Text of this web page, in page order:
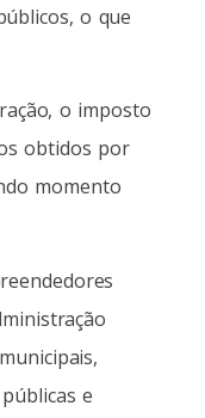
o que
o imposto
obtidos por
momento
e